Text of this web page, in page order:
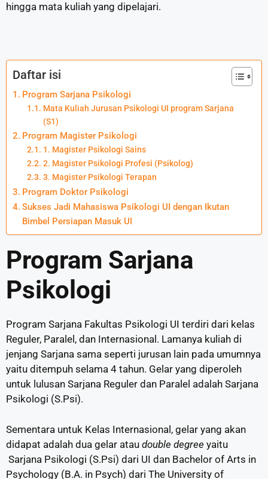
hingga mata kuliah yang dipelajari.
Daftar isi
Program Sarjana Psikologi
Mata Kuliah Jurusan Psikologi UI program Sarjana
(S1)
Program Magister Psikologi
1. Magister Psikologi Sains
2. Magister Psikologi Profesi (Psikolog)
3. Magister Psikologi Terapan
Program Doktor Psikologi
Sukses Jadi Mahasiswa Psikologi UI dengan Ikutan
Bimbel Persiapan Masuk UI
Program Sarjana
Psikologi
Program Sarjana Fakultas Psikologi UI terdiri dari kelas
Reguler, Paralel, dan Internasional. Lamanya kuliah di
jenjang Sarjana sama seperti jurusan lain pada umumnya
yaitu ditempuh selama 4 tahun. Gelar yang diperoleh
untuk lulusan Sarjana Reguler dan Paralel adalah Sarjana
Psikologi (S.Psi).
Sementara untuk Kelas Internasional, gelar yang akan
didapat adalah dua gelar atau double degree yaitu
Sarjana Psikologi (S.Psi) dari UI dan Bachelor of Arts in
Psychology (B.A. in Psych) dari The University of